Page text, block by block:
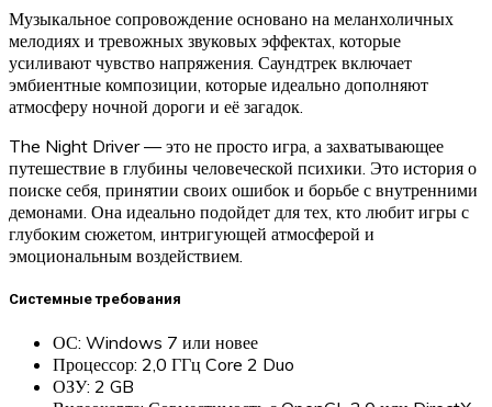
Музыкальное сопровождение основано на меланхоличных
мелодиях и тревожных звуковых эффектах, которые
усиливают чувство напряжения. Саундтрек включает
эмбиентные композиции, которые идеально дополняют
атмосферу ночной дороги и её загадок.
The Night Driver — это не просто игра, а захватывающее
путешествие в глубины человеческой психики. Это история о
поиске себя, принятии своих ошибок и борьбе с внутренними
демонами. Она идеально подойдет для тех, кто любит игры с
глубоким сюжетом, интригующей атмосферой и
эмоциональным воздействием.
Системные требования
ОС: Windows 7 или новее
Процессор: 2,0 ГГц Core 2 Duo
ОЗУ: 2 GB